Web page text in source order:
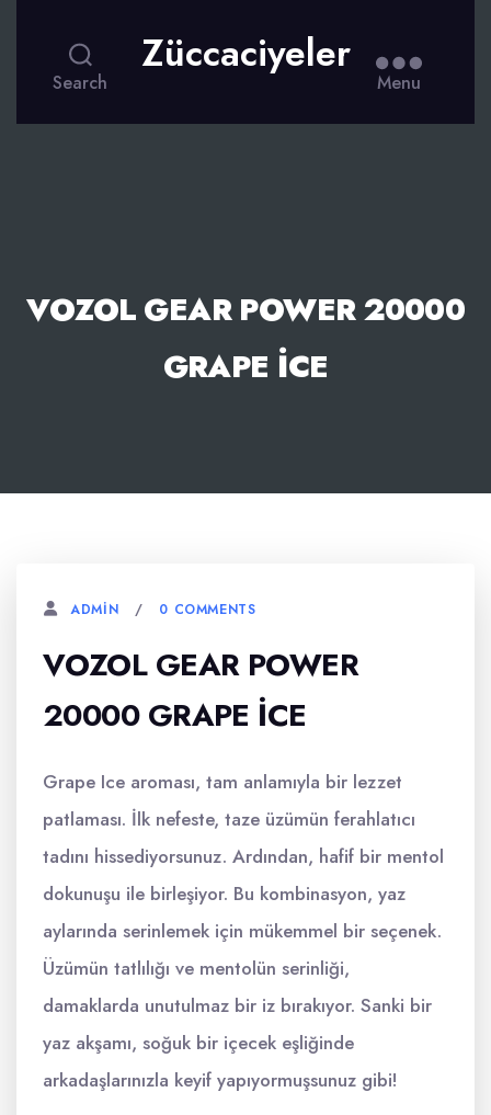
Search
Züccaciyeler
Menu
VOZOL GEAR POWER 20000
GRAPE İCE
ADMIN 0 COMMENTS
VOZOL GEAR POWER
20000 GRAPE İCE
Grape Ice aroması, tam anlamıyla bir lezzet
patlaması. İlk nefeste, taze üzümün ferahlatıcı
tadını hissediyorsunuz. Ardından, hafif bir mentol
dokunuşu ile birleşiyor. Bu kombinasyon, yaz
aylarında serinlemek için mükemmel bir seçenek.
Üzümün tatlılığı ve mentolün serinliği,
damaklarda unutulmaz bir iz bırakıyor. Sanki bir
yaz akşamı, soğuk bir içecek eşliğinde
arkadaşlarınızla keyif yapıyormuşsunuz gibi!